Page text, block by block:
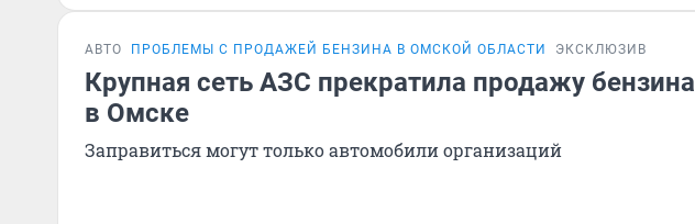
АВТО ПРОБЛЕМЫ С ПРОДАЖЕЙ БЕНЗИНА В ОМСКОЙ ОБЛАСТИ ЭКСКЛЮЗИВ
Крупная сеть АЗС прекратила продажу бензина
в Омске
Заправиться могут только автомобили организаций